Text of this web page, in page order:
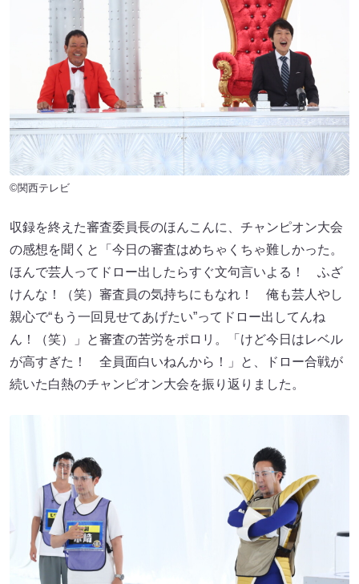
©関西テレビ
収録を終えた審査委員長のほんこんに、チャンピオン大会
の感想を聞くと「今日の審査はめちゃくちゃ難しかった。
ほんで芸人ってドロー出したらすぐ文句言いよる！ ふざ
けんな！（笑）審査員の気持ちにもなれ！ 俺も芸人やし
親心で“もう一回見せてあげたい”ってドロー出してんね
ん！（笑）」と審査の苦労をポロリ。「けど今日はレベル
が高すぎた！ 全員面白いねんから！」と、ドロー合戦が
続いた白熱のチャンピオン大会を振り返りました。